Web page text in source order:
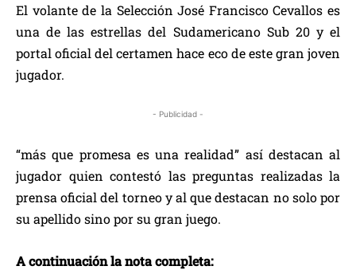
El volante de la Selección José Francisco Cevallos es
una de las estrellas del Sudamericano Sub 20 y el
portal oficial del certamen hace eco de este gran joven
jugador.
- Publicidad -
“más que promesa es una realidad” así destacan al
jugador quien contestó las preguntas realizadas la
prensa oficial del torneo y al que destacan no solo por
su apellido sino por su gran juego.
A continuación la nota completa: